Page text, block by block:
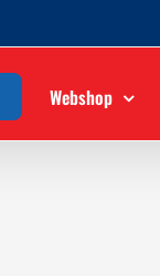
Webshop